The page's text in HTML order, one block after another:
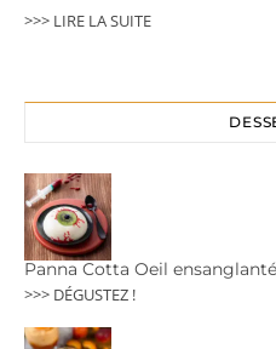
>>> LIRE LA SUITE
Panna Cotta Oeil
>>> DÉGUSTEZ !